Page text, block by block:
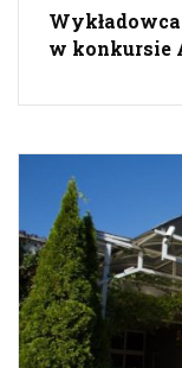
w konkursie